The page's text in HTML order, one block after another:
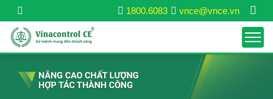
vnce@vnce.vn
1800.6083